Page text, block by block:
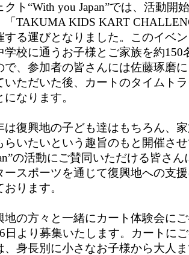
クト“With you Japan”では、活動開
「TAKUMA KIDS KART
する運びとなりました。このイベ
学校に通うお子様とご家族を約150
で、参加者の皆さんには佐藤琢磨
いただいた後、カートのタイムト
になります。
は復興地の子ども達はもちろん、
らいたいという趣旨のもと開催さ
の活動にご賛同いただける皆さ
ースポーツを通じて復興地への支
おります。
地の方々と一緒にカート体験会に
日より募集いたします。カートに
、身長別に小さなお子様から大人